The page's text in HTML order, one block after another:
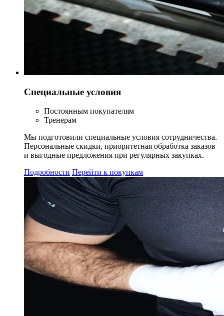
Специальные условия
Постоянным покупателям
Тренерам
Мы подготовили специальные условия сотрудничества.
Персональные скидки, приоритетная обработка заказов
и выгодные предложения при регулярных закупках.
Подробности Перейти к покупкам